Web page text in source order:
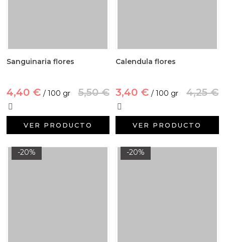
Sanguinaria flores
4,40 € / 100 gr 5,50 €
VER PRODUCTO
Calendula flores
3,40 € / 100 gr 4,25 €
VER PRODUCTO
-20% -20%